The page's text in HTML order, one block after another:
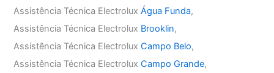
Assistência Técnica ElectroluxÁgua Funda,
Assistência Técnica Electrolux Brooklin,
Assistência Técnica ElectroluxCampo Belo,
Assistência Técnica ElectroluxCampo Grande,